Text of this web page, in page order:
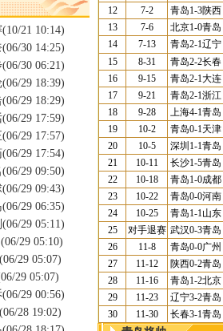
(10/21 10:14)
(06/30 14:25)
(06/30 06:21)
(06/29 18:39)
(06/29 18:29)
(06/29 17:59)
(06/29 17:57)
(06/29 17:54)
(06/29 09:50)
(06/29 09:43)
(06/29 06:35)
(06/29 05:11)
(06/29 05:10)
(06/29 05:07)
29 05:07)
(06/29 00:56)
(06/28 19:02)
12
7-2 青岛1-3陕西
13
7-6 北京1-0青岛
14
7-13 青岛2-1辽宁
15
8-31 青岛2-2长春
16
9-15 青岛2-1大连
17
9-21 青岛2-1浙江
18
9-28 上海4-1青岛
19
10-2 青岛0-1天津
20
10-5 深圳 1-1青岛
21
10-11 长沙1-5青岛
22
10-18 青岛1-0成都
23
10-22 青岛0-0河南
24
10-25 青岛1-1山东
25
对手退赛 武汉0-3青岛
26
11-8 青岛0-0广州
27
11-12 陕西0-2青岛
28
11-16 青岛1-2北京
29
11-23 辽宁3-2青岛
30
11-30 长春3-1青岛